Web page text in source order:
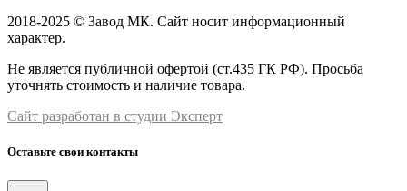
2018-2025 © Завод МК. Сайт носит информационный
характер.
Не является публичной офертой (ст.435 ГК РФ). Просьба
уточнять стоимость и наличие товара.
Сайт разработан в студии Эксперт
Оставьте свои контакты